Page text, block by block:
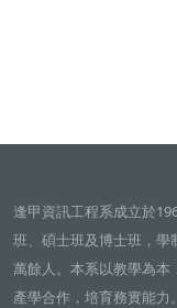
逢甲資訊工程系成立於
班、碩士班及博士班，學
萬餘人。本系以教學為本
產學合作，培育務實能力。